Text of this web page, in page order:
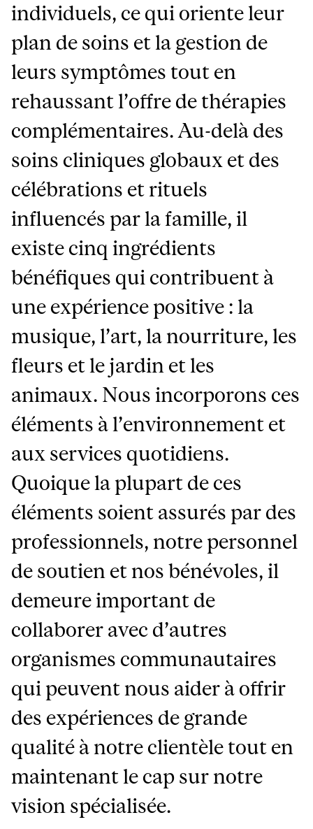
individuels, ce qui oriente leur
plan de soins et la gestion de
leurs symptômes tout en
rehaussant l’offre de thérapies
complémentaires. Au-delà des
soins cliniques globaux et des
célébrations et rituels
influencés par la famille, il
existe cinq ingrédients
bénéfiques qui contribuent à
une expérience positive : la
musique, l’art, la nourriture, les
fleurs et le jardin et les
animaux. Nous incorporons ces
éléments à l’environnement et
aux services quotidiens.
Quoique la plupart de ces
éléments soient assurés par des
professionnels, notre personnel
de soutien et nos bénévoles, il
demeure important de
collaborer avec d’autres
organismes communautaires
qui peuvent nous aider à offrir
des expériences de grande
qualité à notre clientèle tout en
maintenant le cap sur notre
vision spécialisée.